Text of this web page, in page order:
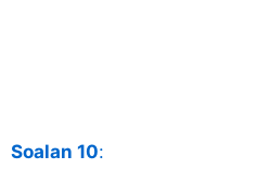
Soalan 10: